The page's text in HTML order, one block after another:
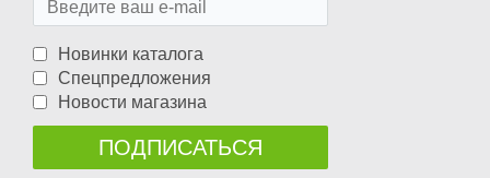
Новинки каталога
Спецпредложения
Новости магазина